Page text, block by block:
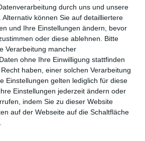
durch uns und unsere
Alternativ können Sie auf detailliertere
und Ihre Einstellungen ändern, bevor
oder diese ablehnen. Bitte
Verarbeitung mancher
ohne Ihre Einwilligung stattfinden
haben, einer solchen Verarbeitung
Einstellungen gelten lediglich für diese
Einstellungen jederzeit ändern oder
indem Sie zu dieser Website
auf der Webseite auf die Schaltfläche
EnzRRh eek
you’re visiting
English-speaking
country
version now and be
to submit your score
our leaderboards!